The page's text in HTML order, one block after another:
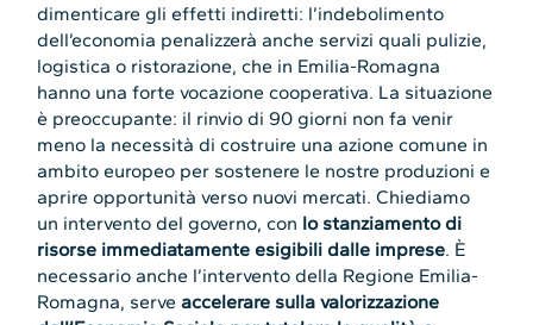
dimenticare gli effetti indiretti: l’indebolimento
dell’economia penalizzerà anche servizi quali pulizie,
logistica o ristorazione, che in Emilia-Romagna
hanno una forte vocazione cooperativa. La situazione
è preoccupante: il rinvio di 90 giorni non fa venir
meno la necessità di costruire una azione comune in
ambito europeo per sostenere le nostre produzioni e
aprire opportunità verso nuovi mercati. Chiediamo
un intervento del governo, con lo stanziamento di
risorse immediatamente esigibili dalle imprese. È
necessario anche l’intervento della Regione Emilia-
Romagna, serveaccelerare sulla valorizzazione